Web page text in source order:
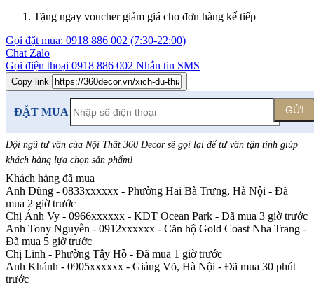
Tặng ngay voucher giảm giá cho đơn hàng kế tiếp
Gọi đặt mua: 0918 886 002 (7:30-22:00)
Chat Zalo
Gọi điện thoại 0918 886 002 Nhắn tin SMS
Copy link
ĐẶT MUA GỬI
Đội ngũ tư vấn của Nội Thất 360 Decor sẽ gọi lại để tư vấn tận tình giúp
khách hàng lựa chọn sản phẩm!
Khách hàng đã mua
Anh Dũng - 0833xxxxxx - Phường Hai Bà Trưng, Hà Nội - Đã
mua 2 giờ trước
Chị Ánh Vy - 0966xxxxxx - KĐT Ocean Park - Đã mua 3 giờ trước
Anh Tony Nguyễn - 0912xxxxxx - Căn hộ Gold Coast Nha Trang -
Đã mua 5 giờ trước
Chị Linh - Phường Tây Hồ - Đã mua 1 giờ trước
Anh Khánh - 0905xxxxxx - Giảng Võ, Hà Nội - Đã mua 30 phút
trước